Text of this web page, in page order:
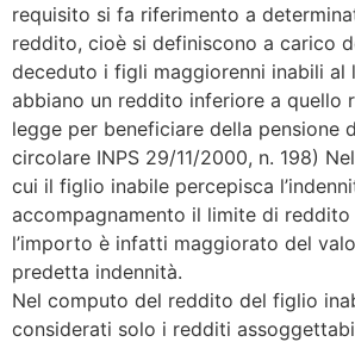
requisito si fa riferimento a
reddito, cioè si definiscono a carico
deceduto i figli maggiorenni inabili al
abbiano un reddito inferiore a quello
legge per beneficiare della pensione
circolare INPS 29/11/2000, n. 198)
cui il figlio inabile percepisca
accompagnamento il limite di reddito
l’importo è infatti maggiorato del
predetta indennità.
Nel computo del reddito del figlio
considerati solo i redditi